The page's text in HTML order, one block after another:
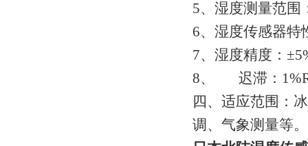
5、湿度测量范围
6、湿度传感器特
7、湿度精度：
8、 迟滞：
四、适应范围：
调、气象测量等。